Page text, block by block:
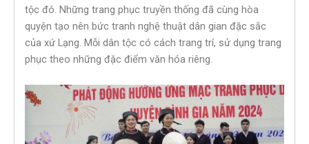
tộc đó. Những trang phục truyền thống đã cùng hòa
quyện tạo nên bức tranh nghệ thuật dân gian đặc sắc
của xứ Lạng. Mỗi dân tộc có cách trang trí, sử dụng trang
phục theo những đặc điểm văn hóa riêng.